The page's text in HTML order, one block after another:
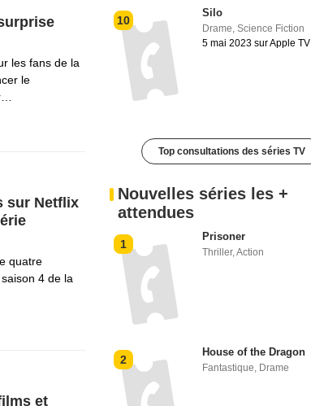
les fans de la
le
sur Netflix
quatre
4 de la
et
10
Silo
Drame, Science Fiction
5 mai 2023 sur Apple TV
Top consultations des séries TV
Nouvelles séries les +
attendues
1
Prisoner
Thriller,Action
2
House of the Dragon
Fantastique, Drame